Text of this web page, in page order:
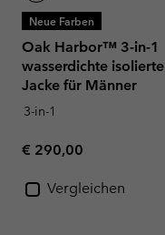
Neue Farben
Oak Harbor™ 3-in-1
wasserdichte isolierte
Jacke für Männer
3-in-1
Regular price:
€ 290,00
Vergleichen